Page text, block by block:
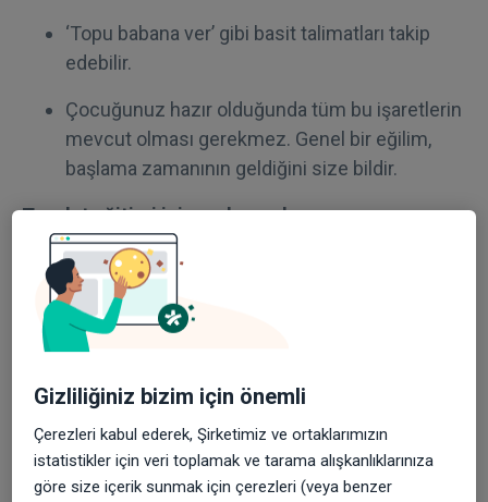
‘Topu babana ver’ gibi basit talimatları takip
edebilir.
Çocuğunuz hazır olduğunda tüm bu işaretlerin
mevcut olması gerekmez. Genel bir eğilim,
başlama zamanının geldiğini size bildir.
Tuvalet eğitimi için malzemeler
Lazımlık veya tuvalet
Çocuklar tuvalet eğitimine lazımlık veya tuvalet
kullanarak başlayabilir. Çocuğunuz birini diğerinden
kullanmaya teşvik edebilirsiniz.
Bir lazımlığı taşımak kolaydır ve bazı çocuklar onu
tuvaletten daha az korkutucu bulur.
Gizliliğiniz bizim için önemli
Çerezleri kabul ederek, Şirketimiz ve ortaklarımızın
istatistikler için veri toplamak ve tarama alışkanlıklarınıza
göre size içerik sunmak için çerezleri (veya benzer